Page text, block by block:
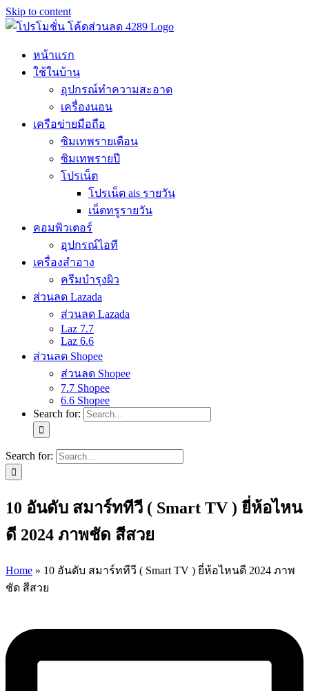
Skip to content
หน้าแรก
ใช้ในบ้าน
อุปกรณ์ทำความสะอาด
เครื่องนอน
เครือข่ายมือถือ
ซิมเทพรายเดือน
ซิมเทพรายปี
โปรเน็ต
โปรเน็ต ais รายวัน
เน็ตทรูรายวัน
คอมพิวเตอร์
อุปกรณ์ไอที
เครื่องสำอาง
ครีมบำรุงผิว
ส่วนลด Lazada
ส่วนลด Lazada
Laz 7.7
Laz 6.6
ส่วนลด Shopee
ส่วนลด Shopee
7.7 Shopee
6.6 Shopee
Search for:
Search for:
10 อันดับ สมาร์ททีวี ( Smart TV ) ยี่ห้อไหน
ดี 2024 ภาพชัด สีสวย
Home » 10 อันดับ สมาร์ททีวี ( Smart TV ) ยี่ห้อไหนดี 2024 ภาพ
ชัด สีสวย